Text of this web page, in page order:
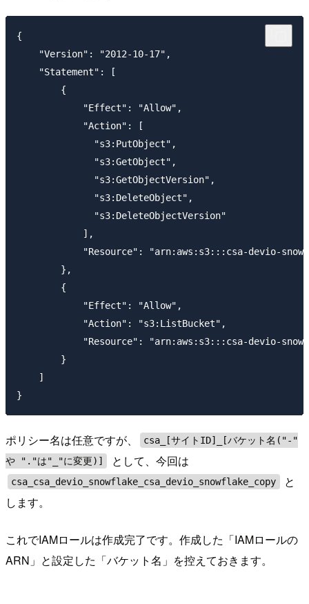
{
    "Version": "2012-10-17",
    "Statement": [
        {
            "Effect": "Allow",
            "Action": [
              "s3:PutObject",
              "s3:GetObject",
              "s3:GetObjectVersion",
              "s3:DeleteObject",
              "s3:DeleteObjectVersion"
            ],
"Resource": "arn:aws:s3:::csa-devio-
        },
        {
            "Effect": "Allow",
            "Action": "s3:ListBucket",
"Resource": "arn:aws:s3:::csa-devio-
        }
    ]
ポリシー名は任意ですが、
csa_[サイトID]_[バケット名("-"
や "."は"_"に変更)]
として、今回は
csa_csa_devio_snowflake_csa_devio_snowflake_copy
と
します。
これでIAMロールは作成完了です。作成した「IAMロールの
ARN」と設定した「バケット名」を控えておきます。